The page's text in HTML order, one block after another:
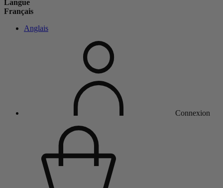
Langue
Français
Anglais
Connexion